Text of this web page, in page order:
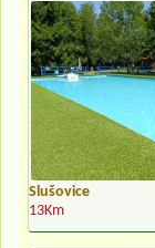
Slušovice
13Km